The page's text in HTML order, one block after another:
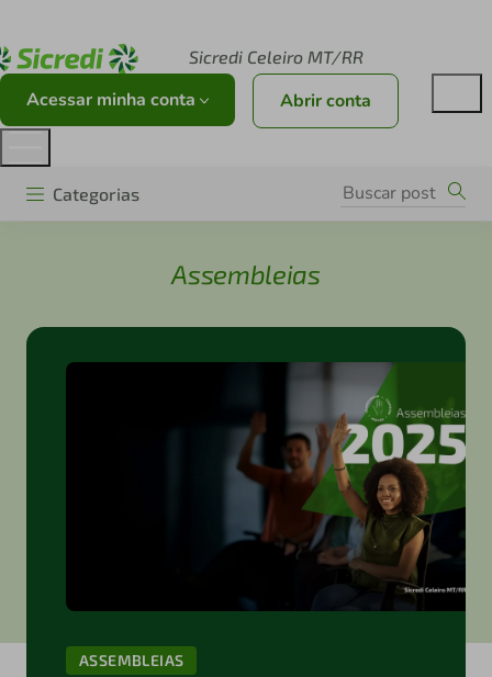
Sicredi Celeiro MT/RR
Acessar minha conta Abrir conta
Categorias
Assembleias
ASSEMBLEIAS